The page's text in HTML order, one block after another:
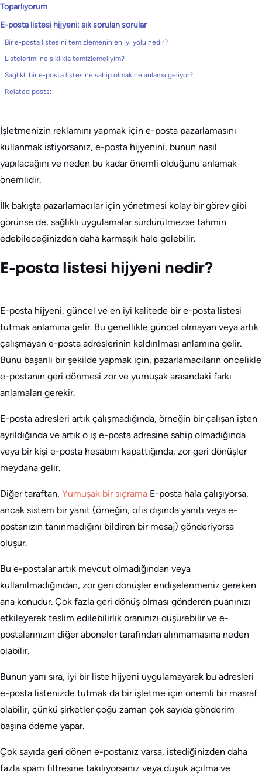
Toparlıyorum
E-posta listesi hijyeni: sık sorulan sorular
Bir e-posta listesini temizlemenin en iyi yolu nedir?
Listelerimi ne sıklıkla temizlemeliyim?
Sağlıklı bir e-posta listesine sahip olmak ne anlama geliyor?
Related posts:
İşletmenizin reklamını yapmak için e-posta pazarlamasını
kullanmak istiyorsanız, e-posta hijyenini, bunun nasıl
yapılacağını ve neden bu kadar önemli olduğunu anlamak
önemlidir.
İlk bakışta pazarlamacılar için yönetmesi kolay bir görev gibi
görünse de, sağlıklı uygulamalar sürdürülmezse tahmin
edebileceğinizden daha karmaşık hale gelebilir.
E-posta listesi hijyeni nedir?
E-posta hijyeni, güncel ve en iyi kalitede bir e-posta listesi
tutmak anlamına gelir. Bu genellikle güncel olmayan veya artık
çalışmayan e-posta adreslerinin kaldırılması anlamına gelir.
Bunu başarılı bir şekilde yapmak için, pazarlamacıların öncelikle
e-postanın geri dönmesi zor ve yumuşak arasındaki farkı
anlamaları gerekir.
E-posta adresleri artık çalışmadığında, örneğin bir çalışan işten
ayrıldığında ve artık o iş e-posta adresine sahip olmadığında
veya bir kişi e-posta hesabını kapattığında, zor geri dönüşler
meydana gelir.
Diğer taraftan, Yumuşak bir sıçrama E-posta hala çalışıyorsa,
ancak sistem bir yanıt (örneğin, ofis dışında yanıtı veya e-
postanızın tanınmadığını bildiren bir mesaj) gönderiyorsa
oluşur.
Bu e-postalar artık mevcut olmadığından veya
kullanılmadığından, zor geri dönüşler endişelenmeniz gereken
ana konudur. Çok fazla geri dönüş olması gönderen puanınızı
etkileyerek teslim edilebilirlik oranınızı düşürebilir ve e-
postalarınızın diğer aboneler tarafından alınmamasına neden
olabilir.
Bunun yanı sıra, iyi bir liste hijyeni uygulamayarak bu adresleri
e-posta listenizde tutmak da bir işletme için önemli bir masraf
olabilir, çünkü şirketler çoğu zaman çok sayıda gönderim
başına ödeme yapar.
Çok sayıda geri dönen e-postanız varsa, istediğinizden daha
fazla spam filtresine takılıyorsanız veya düşük açılma ve